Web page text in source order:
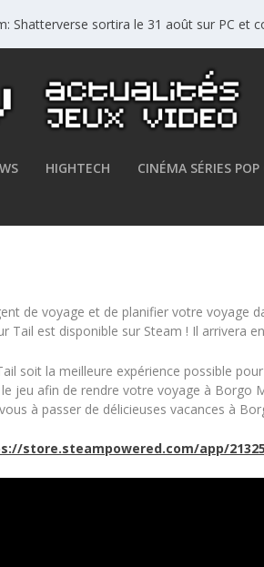
Shatterverse sortira le 31 août sur PC et
HIGHTECH CINÉMA SÉRIES
de voyage et de planifier votre voyage
Tail est disponible sur Steam ! Il arrivera
soit la meilleure expérience possible
jeu afin de rendre votre voyage à Borgo
à passer de délicieuses vacances à
store.steampowered.com/app/